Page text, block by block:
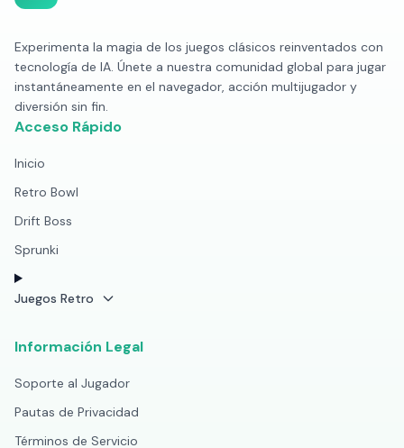
Experimenta la magia de los juegos clásicos reinventados con
tecnología de IA. Únete a nuestra comunidad global para jugar
instantáneamente en el navegador, acción multijugador y
diversión sin fin.
Acceso Rápido
Inicio
Retro Bowl
Drift Boss
Sprunki
Juegos Retro
Información Legal
Soporte al Jugador
Pautas de Privacidad
Términos de Servicio